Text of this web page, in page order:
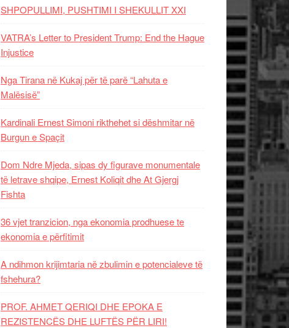
SHPOPULLIMI, PUSHTIMI I SHEKULLIT XXI
VATRA’s Letter to President Trump: End the Hague
Injustice
Nga Tirana në Kukaj për të parë “Lahuta e
Malësisë”
Kardinali Ernest Simoni rikthehet si dëshmitar në
Burgun e Spaçit
Dom Ndre Mjeda, sipas dy figurave monumentale
të letrave shqipe, Ernest Koliqit dhe At Gjergj
Fishta
36 vjet tranzicion, nga ekonomia prodhuese te
ekonomia e përfitimit
A ndihmon krijimtaria në zbulimin e potencialeve të
fshehura?
PROF. AHMET QERIQI DHE EPOKA E
REZISTENCЁS DHE LUFTЁS PЁR LIRI!